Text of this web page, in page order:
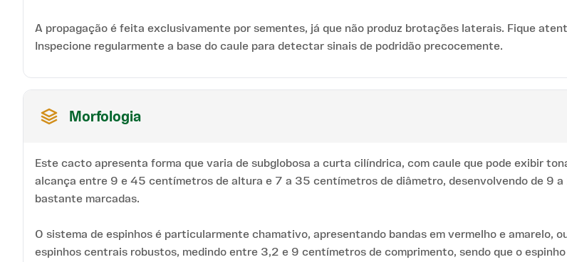
A propagação é feita exclusivamente por sementes, já que não produz brotações laterais. Fique
Inspecione regularmente a base do caule para detectar sinais de podridão precocemente.
Morfologia
Este cacto apresenta forma que varia de subglobosa a curta cilíndrica, com caule que pode exibir
alcança entre 9 e 45 centímetros de altura e 7 a 35 centímetros de diâmetro, desenvolvendo de 9 a
bastante marcadas.
O sistema de espinhos é particularmente chamativo, apresentando bandas em vermelho e amarelo,
espinhos centrais robustos, medindo entre 3,2 e 9 centímetros de comprimento, sendo que o